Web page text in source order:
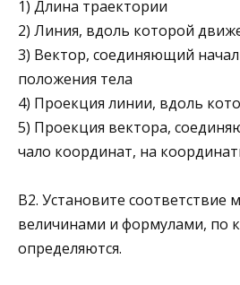
1) Длина траектории
2) Линия, вдоль которой
3) Вектор, соединяющий
положения тела
4) Проекция линии, вдоль
5) Проекция вектора,
чало координат, на
В2. Установите соответствие
вели­чинами и формулами, по
определяются.